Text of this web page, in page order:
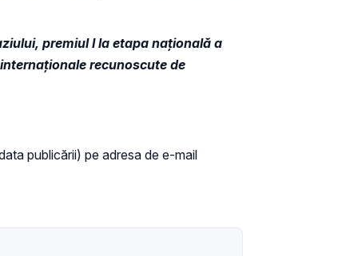
premiul I la etapa națională a
recunoscute de
publicării) pe adresa de e-mail